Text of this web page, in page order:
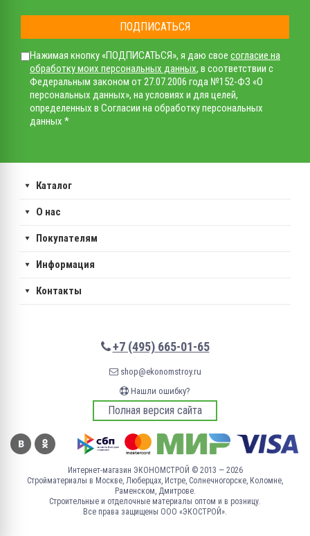
ПОДПИСАТЬСЯ
Нажимая кнопку «ПОДПИСАТЬСЯ», я даю свое согласие на
обработку моих персональных данных, в соответствии с
Федеральным законом от 27.07.2006 года №152-ФЗ «О
персональных данных», на условиях и для целей,
определенных в Согласии на обработку персональных
данных *
Каталог
О нас
Покупателям
Информация
Контакты
+7 (495) 665-01-65
shop@ekonomstroy.ru
Нашли ошибку?
Полная версия сайта
Интернет-магазин ЭКОНОМСТРОЙ © 2013 — 2026
Стройматериалы в Москве, Люберцах, Истре, Солнечногорске, Коломне,
Раменском, Дмитрове.
Строительные и отделочные материалы оптом и в розницу.
Все права защищены ООО «ЭКОСТРОЙ».